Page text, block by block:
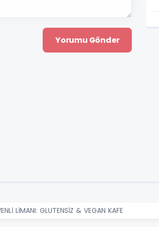
LİMANI: GLUTENSİZ & VEGAN KAFE